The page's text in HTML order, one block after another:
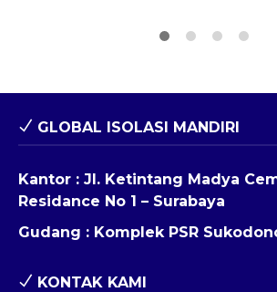
GLOBAL ISOLASI MANDIRI
Kantor : Jl. Ketintang Madya
Residance No 1 – Surabaya
Gudang : Komplek PSR
KONTAK KAMI